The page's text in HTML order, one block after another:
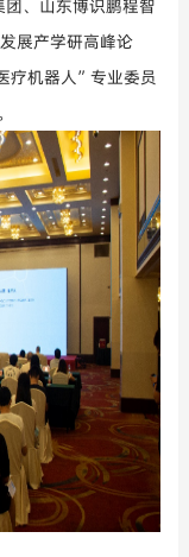
团、山东博识鹏程智
展产学研高峰论
疗机器人”专业委员